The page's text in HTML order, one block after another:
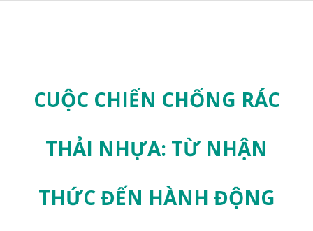
CUỘC CHIẾN CHỐNG RÁC
THẢI NHỰA: TỪ NHẬN
THỨC ĐẾN HÀNH ĐỘNG